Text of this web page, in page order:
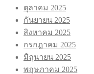
ตุลาคม 2025
กันยายน 2025
สิงหาคม 2025
กรกฎาคม 2025
มิถุนายน 2025
พฤษภาคม 2025